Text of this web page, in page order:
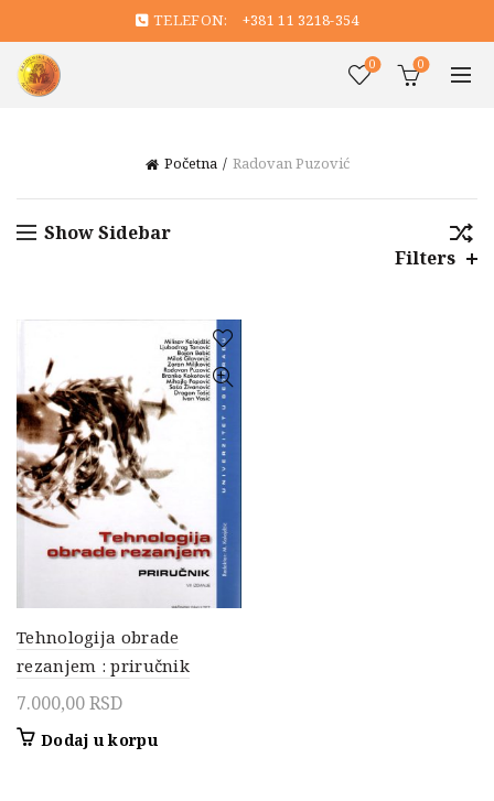
TELEFON: +381 11 3218-354
0 0
Početna Radovan Puzović
Show Sidebar
Filters
Tehnologija obrade
rezanjem : priručnik
7.000,00RSD
Dodaj u korpu